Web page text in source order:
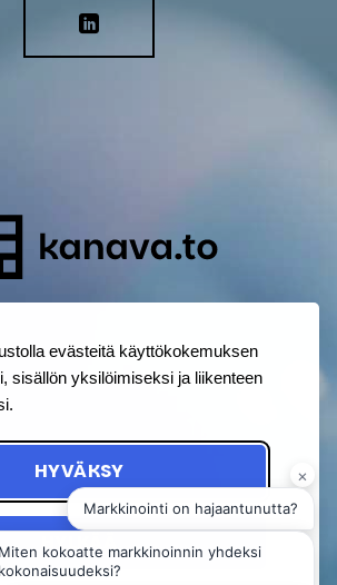
evästeitä käyttökokemuksen
sisällön yksilöimiseksi ja liikenteen
HYVÄKSY
HYLKÄÄ